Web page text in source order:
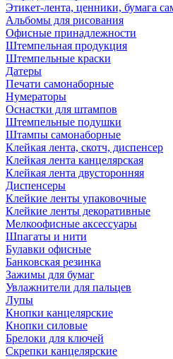
Этикет-лента, ценники, бумага
Альбомы для рисования
Офисные принадлежности
Штемпельная продукция
Штемпельные краски
Датеры
Печати самонаборные
Нумераторы
Оснастки для штампов
Штемпельные подушки
Штампы самонаборные
Клейкая лента, скотч, диспенсер
Клейкая лента канцелярская
Клейкая лента двусторонняя
Диспенсеры
Клейкие ленты упаковочные
Клейкие ленты декоративные
Мелкоофисные аксессуары
Шпагаты и нити
Булавки офисные
Банковская резинка
Зажимы для бумаг
Увлажнители для пальцев
Лупы
Кнопки канцелярские
Кнопки силовые
Брелоки для ключей
Скрепки канцелярские